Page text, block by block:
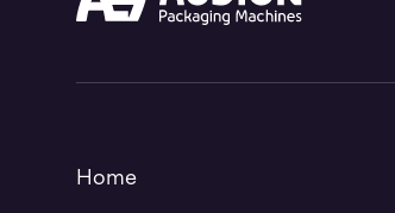
Home